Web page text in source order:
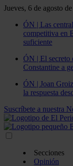
Jueves, 6 de agosto
ÓN | Las
competitiva en
suficiente
ÓN | El secreto
Constantine a
ÓN | Joan
la respuesta
Suscríbete a nuestra
Secciones
Opinión